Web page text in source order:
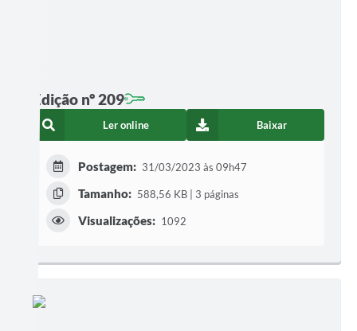
Edição nº 209
Ler online Baixar
Postagem: 31/03/2023 às 09h47
Tamanho: 588,56 KB | 3 páginas
Visualizações: 1092